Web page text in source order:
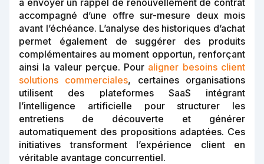
accompagné d’une offre sur-mesure deux mois
avant l’échéance. L’analyse des historiques d’achat
permet également de suggérer des produits
complémentaires au moment opportun, renforçant
ainsi la valeur perçue. Pour aligner besoins client
solutions commerciales, certaines organisations
utilisent des plateformes SaaS intégrant
l’intelligence artificielle pour structurer les
entretiens de découverte et générer
automatiquement des propositions adaptées. Ces
initiatives transforment l’expérience client en
véritable avantage concurrentiel.